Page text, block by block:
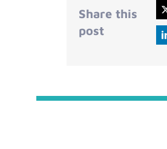
Share this
post